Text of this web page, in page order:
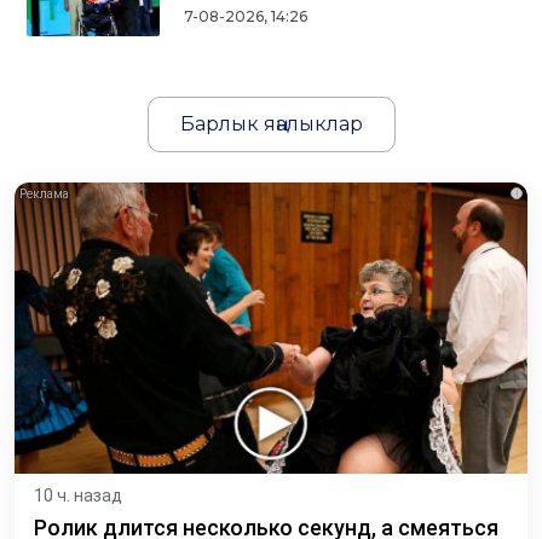
7-08-2026, 14:26
Барлык яңалыклар
i
10 ч. назад
Ролик длится несколько секунд, а смеяться